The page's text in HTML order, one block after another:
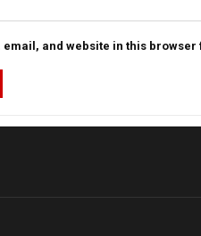
email, and website in this